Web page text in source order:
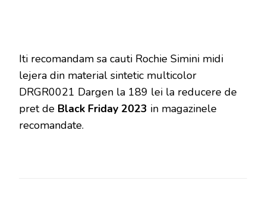
Iti recomandam sa cauti Rochie Simini midi
lejera din material sintetic multicolor
DRGR0021 Dargen la 189 lei la reducere de
pret de Black Friday 2023 in magazinele
recomandate.